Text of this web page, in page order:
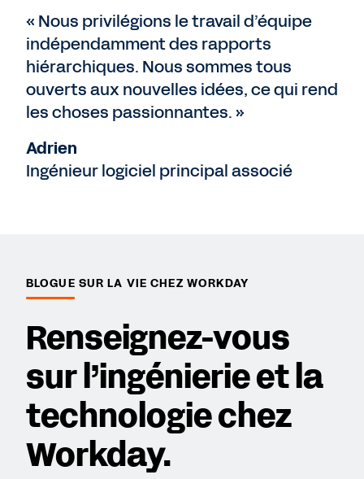
« Nous privilégions le travail d’équipe
indépendamment des rapports
hiérarchiques. Nous sommes tous
ouverts aux nouvelles idées, ce qui rend
les choses passionnantes. »
Adrien
Ingénieur logiciel principal associé
BLOGUE SUR LA VIE CHEZ WORKDAY
Renseignez-vous
sur l’ingénierie et la
technologie chez
Workday.